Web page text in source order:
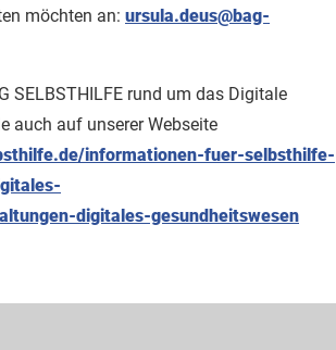
möchten an: ursula.deus@bag-
SELBSTHILFE rund um das Digitale
auch auf unserer Webseite
informationen-fuer-selbsthilfe-
digitales-gesundheitswesen